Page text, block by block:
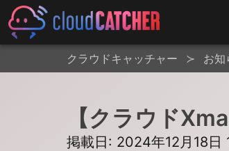
クラウドキャッチャー お知
【クラウド
掲載日: 2024年12月18日